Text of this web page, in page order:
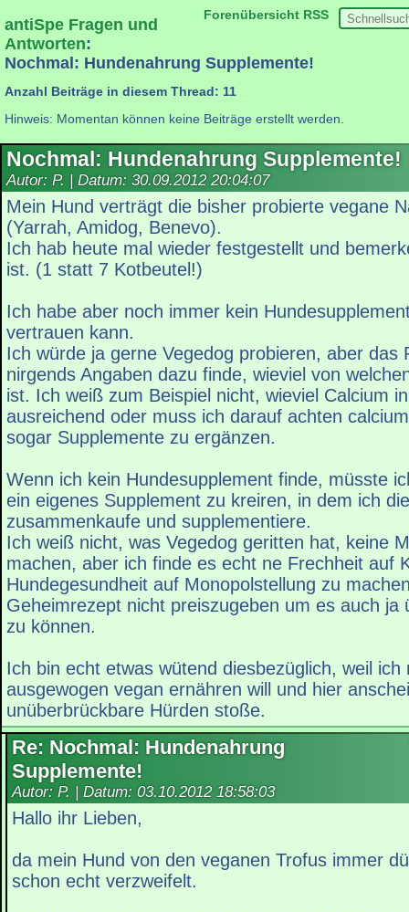
Forenübersicht RSS
antiSpe Fragen und
Antworten:
Nochmal: Hundenahrung Supplemente!
Anzahl Beiträge in diesem Thread: 11
Hinweis: Momentan können keine Beiträge erstellt werden.
Nochmal: Hundenahrung Supplemente!
Autor: P. | Datum: 30.09.2012 20:04:07
Mein Hund verträgt die bisher probierte vegane
(Yarrah, Amidog, Benevo).
Ich hab heute mal wieder festgestellt und
ist. (1 statt 7 Kotbeutel!)
Ich habe aber noch immer kein
vertrauen kann.
Ich würde ja gerne Vegedog probieren, aber das
nirgends Angaben dazu finde, wieviel von
ist. Ich weiß zum Beispiel nicht, wieviel Calcium
ausreichend oder muss ich darauf achten
sogar Supplemente zu ergänzen.
Wenn ich kein Hundesupplement finde, müsste
ein eigenes Supplement zu kreiren, in dem ich
zusammenkaufe und supplementiere.
Ich weiß nicht, was Vegedog geritten hat, keine
machen, aber ich finde es echt ne Frechheit auf
Hundegesundheit auf Monopolstellung zu
Geheimrezept nicht preiszugeben um es auch ja
zu können.
Ich bin echt etwas wütend diesbezüglich, weil ich
ausgewogen vegan ernähren will und hier
unüberbrückbare Hürden stoße.
Re: Nochmal: Hundenahrung
Supplemente!
Autor: P. | Datum: 03.10.2012 18:58:03
Hallo ihr Lieben,
da mein Hund von den veganen Trofus immer
schon echt verzweifelt.